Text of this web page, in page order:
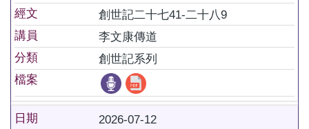
經文
創世記二十七41-二十八9
講員
李文康傳道
分類
創世記系列
檔案
日期
2026-07-12